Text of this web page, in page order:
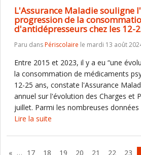
L'Assurance Maladie souligne
progression de la
d'antidépresseurs chez les 12-
Paru dansPériscolaire le mardi 13 août
Entre 2015 et 2023, il y a eu “une
la consommation de médicaments
12-25 ans, constate l'Assurance
annuel sur l'évolution des Charges et
juillet. Parmi les nombreuses
Lire la suite
« … 17 18 19 20 21 22 23